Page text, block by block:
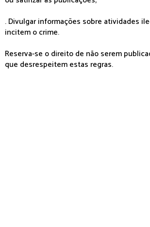
. Divulgar informações sobre atividades
incitem o crime.
Reserva-se o direito de não serem
que desrespeitem estas regras.